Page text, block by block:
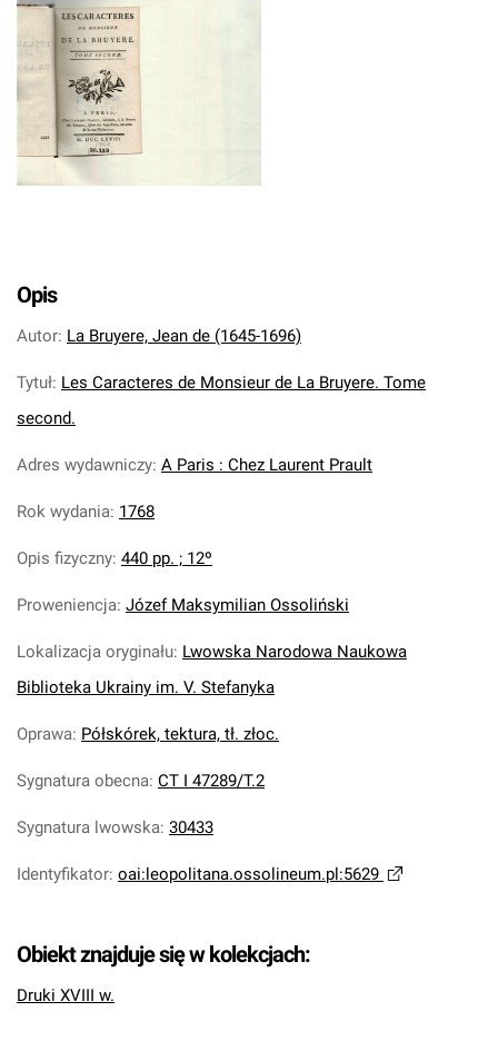
Opis
Autor: La Bruyere, Jean de (1645-1696)
Tytuł: Les Caracteres de Monsieur de La Bruyere. Tome
second.
Adres wydawniczy: A Paris : Chez Laurent Prault
Rok wydania: 1768
Opis fizyczny: 440 pp. ; 12º
Proweniencja: Józef Maksymilian Ossoliński
Lokalizacja oryginału: Lwowska Narodowa Naukowa
Biblioteka Ukrainy im. V. Stefanyka
Oprawa: Półskórek, tektura, tł. złoc.
Sygnatura obecna: CT I 47289/T.2
Sygnatura lwowska: 30433
Identyfikator: oai:leopolitana.ossolineum.pl:5629
Obiekt znajduje się w kolekcjach:
Druki XVIII w.